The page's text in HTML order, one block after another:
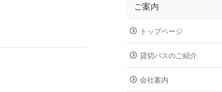
ご案内
トップページ
貸切バスのご紹介
会社案内